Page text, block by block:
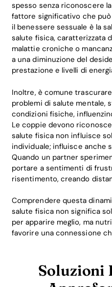
spesso senza riconoscere
fattore significativo che
il benessere sessuale è la
salute fisica, caratterizzata
malattie croniche o
a una diminuzione del
prestazione e livelli di
Inoltre, è comune
problemi di salute mentale,
condizioni fisiche,
Le coppie devono
salute fisica non influisce
individuale; influisce anche
Quando un partner
portare a sentimenti di
risentimento, creando
Comprendere questa
salute fisica non significa
per apparire meglio, ma
favorire una connessione
Soluzioni